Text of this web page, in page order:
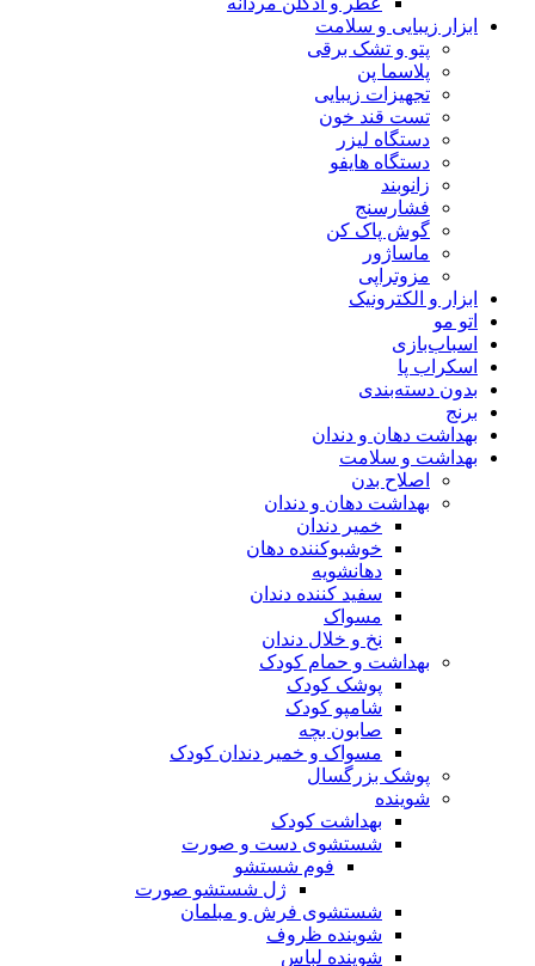
ابزار زیبایی و سلامت
پتو و تشک برقی
پلاسما پن
تجهیزات زیبایی
تست قند خون
دستگاه لیزر
دستگاه هایفو
زانوبند
فشارسنج
گوش پاک کن
ماساژور
مزوتراپی
ابزار و الکترونیک
اتو مو
اسباب‌بازی
اسکراب پا
بدون دسته‌بندی
برنج
بهداشت دهان و دندان
بهداشت و سلامت
اصلاح بدن
بهداشت دهان و دندان
خمیر دندان
خوشبوکننده دهان
دهانشویه
سفید کننده دندان
مسواک
نخ و خلال دندان
بهداشت و حمام کودک
پوشک کودک
شامپو کودک
صابون بچه
مسواک و خمیر دندان کودک
پوشک بزرگسال
شوینده
بهداشت کودک
شستشوی دست و صورت
فوم شستشو
ژل شستشو صورت
شستشوی فرش و مبلمان
شوینده ظروف
شوینده لباس